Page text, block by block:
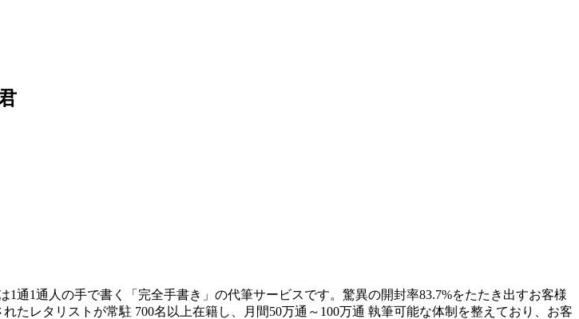
通1通人の手で書く「完全手書き」の代筆サービスです。驚異の開封率83.7%をたたき出すお客様
レタリストが常駐 700名以上在籍し、月間50万通～100万通 執筆可能な体制を整えており、お客